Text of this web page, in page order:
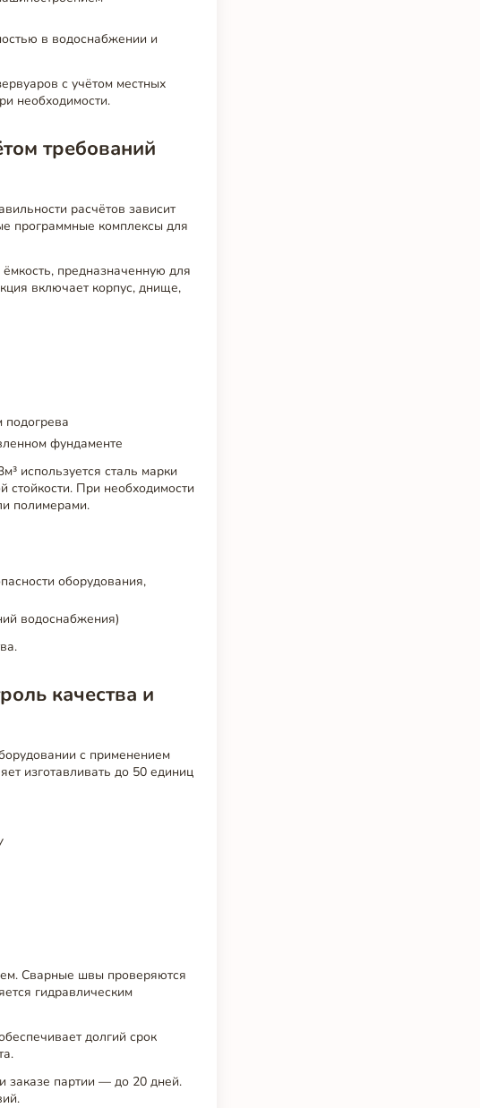
в водоснабжении и
с учётом местных
необходимости.
требований
расчётов зависит
программные комплексы для
предназначенную для
включает корпус, днище,
подогрева
фундаменте
используется сталь марки
стойкости. При необходимости
полимерами.
оборудования,
водоснабжения)
качества и
с применением
изготавливать до 50 единиц
Сварные швы проверяются
гидравлическим
долгий срок
заказе партии — до 20 дней.